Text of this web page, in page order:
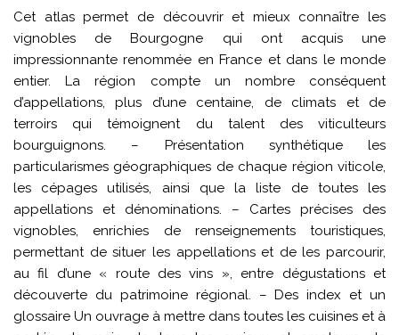
Cet atlas permet de découvrir et mieux connaître les
vignobles de Bourgogne qui ont acquis une
impressionnante renommée en France et dans le monde
entier. La région compte un nombre conséquent
d’appellations, plus d’une centaine, de climats et de
terroirs qui témoignent du talent des viticulteurs
bourguignons. – Présentation synthétique les
particularismes géographiques de chaque région viticole,
les cépages utilisés, ainsi que la liste de toutes les
appellations et dénominations. – Cartes précises des
vignobles, enrichies de renseignements touristiques,
permettant de situer les appellations et de les parcourir,
au fil d’une « route des vins », entre dégustations et
découverte du patrimoine régional. – Des index et un
glossaire Un ouvrage à mettre dans toutes les cuisines et à